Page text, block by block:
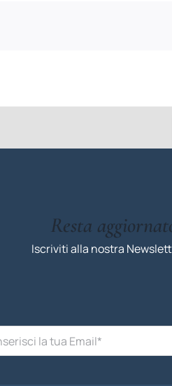
Resta
Iscriviti alla nostra